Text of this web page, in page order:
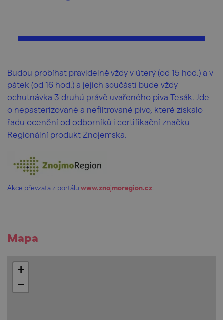
Budou probíhat pravidelně vždy v úterý (od 15 hod.) a v
pátek (od 16 hod.) a jejich součástí bude vždy
ochutnávka 3 druhů právě uvařeného piva Tesák. Jde
o nepasterizované a nefiltrované pivo, které získalo
řadu ocenění od odborníků i certifikační značku
Regionální produkt Znojemska.
Akce převzata z portálu www.znojmoregion.cz
Mapa
+
−